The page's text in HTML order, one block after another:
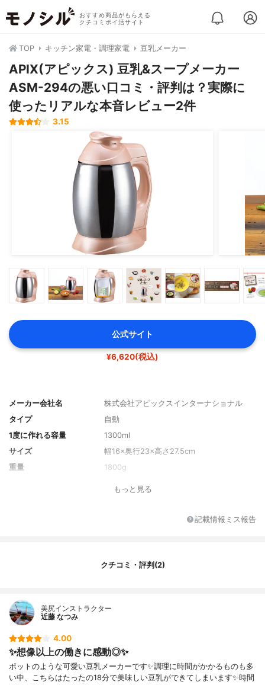
おすすめ商品がもらえる
クチコミポイ活サイト
TOP キッチン家電・調理家電 豆乳メーカー
APIX(アピックス) 豆乳&スープメーカー
ASM-294の悪い口コミ・評判は？実際に
使ったリアルな本音レビュー2件
3.15
公式サイト
¥6,620(税込)
メーカー会社名
株式会社アピックスインターナショナル
タイプ
自動
1度に作れる容量
1300ml
サイズ
幅16×奥行23×高さ27.5cm
重量
1800g
【ヘッド内側】PP【ヘッド外側】ABS【カ
ッター・フィルター・タンク】ステンレス
もっと見る
記載情報ミス報告
クチコミ・評判(2)
美尻インストラクター
近藤 なつみ
4.00
✨想像以上の働きに感動◎✨
ポットのような可愛い豆乳メーカーです✨調理に時間がかかるものも多
い中、こちらはたったの18分で美味しい豆乳ができてしまいます✨時間